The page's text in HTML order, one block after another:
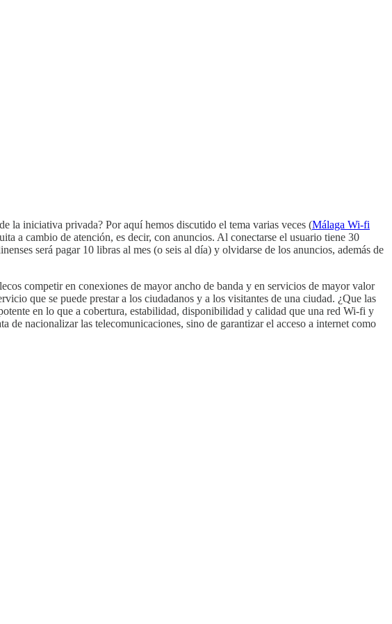
la iniciativa privada? Por aquí hemos discutido el tema varias veces (Málaga Wi-fi
a cambio de atención, es decir, con anuncios. Al conectarse el usuario tiene 30
será pagar 10 libras al mes (o seis al día) y olvidarse de los anuncios, además de
competir en conexiones de mayor ancho de banda y en servicios de mayor valor
que se puede prestar a los ciudadanos y a los visitantes de una ciudad. ¿Que las
en lo que a cobertura, estabilidad, disponibilidad y calidad que una red Wi-fi y
de nacionalizar las telecomunicaciones, sino de garantizar el acceso a internet como